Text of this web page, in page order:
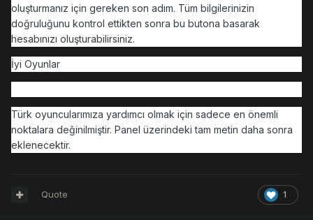
oluşturmanız için gereken son adım. Tüm bilgilerinizin
doğruluğunu kontrol ettikten sonra bu butona basarak
hesabınızı oluşturabilirsiniz.
İyi Oyunlar
Türk oyuncularımıza yardımcı olmak için sadece en önemli
noktalara değinilmiştir. Panel üzerindeki tam metin daha sonra
eklenecektir.
1
Quote